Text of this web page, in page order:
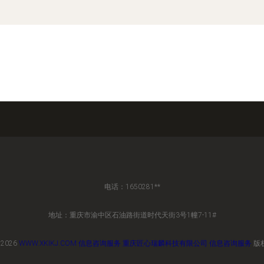
电话：1650281**
地址：重庆市渝中区石油路街道时代天街3号1幢7-11#
2026 WWW.XKIKJ.COM 信息咨询服务 重庆匠心瑞麟科技有限公司 信息咨询服务 版